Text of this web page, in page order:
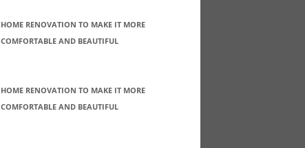
HOME RENOVATION TO MAKE IT MORE
COMFORTABLE AND BEAUTIFUL
HOME RENOVATION TO MAKE IT MORE
COMFORTABLE AND BEAUTIFUL